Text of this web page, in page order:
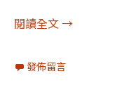
閱讀全文陳樂融影評
→
發佈留言